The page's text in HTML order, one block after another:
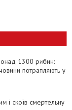
1300 рибин:
потрапляють у
і скоїв смертельну